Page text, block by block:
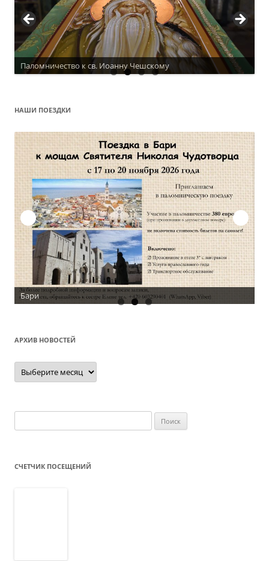
Паломничество к св. Иоанну Чешскому
НАШИ ПОЕЗДКИ
Бари
АРХИВ НОВОСТЕЙ
Архив
новостей
СЧЕТЧИК ПОСЕЩЕНИЙ